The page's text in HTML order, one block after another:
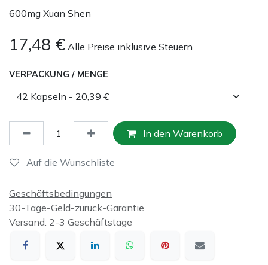
600mg Xuan Shen
17,48 € Alle Preise inklusive Steuern
VERPACKUNG / MENGE
In den Warenkorb
Auf die Wunschliste
Geschäftsbedingungen
30-Tage-Geld-zurück-Garantie
Versand: 2-3 Geschäftstage